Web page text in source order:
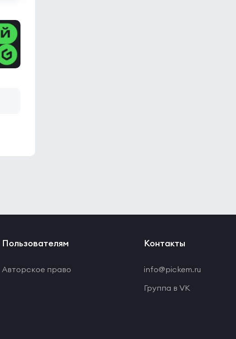
Пользователям
Авторское право
Контакты
info@pickem.ru
Группа в VK